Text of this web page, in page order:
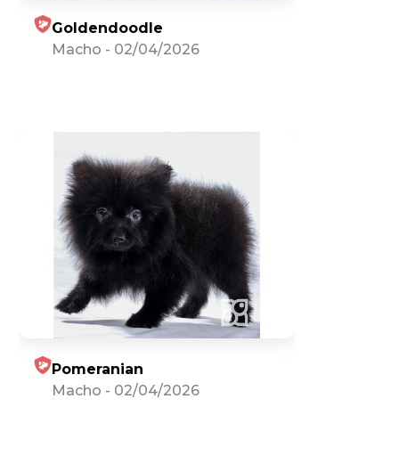
Goldendoodle
Macho - 02/04/2026
Pomeranian
Macho - 02/04/2026